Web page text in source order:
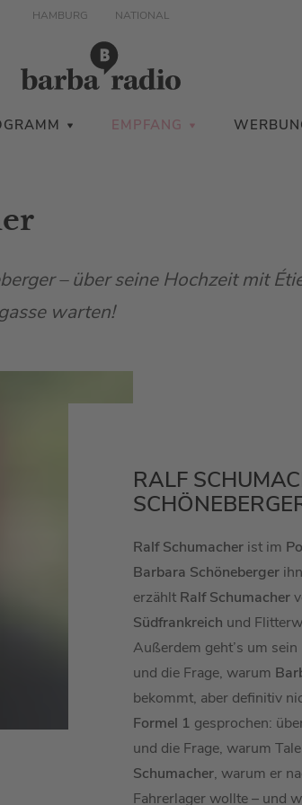
HAMBURG NATIONAL
EMPFANG
– über seine Hochzeit mit
warten!
RALF
Ralf Schumacher ist im
Barbara Schöneberger
erzählt Ralf Schumacher
Südfrankreich und
Außerdem geht’s um
und die Frage, warum
bekommt, aber definitiv
Formel 1 gesprochen:
und die Frage, warum
Schumacher, warum er
Fahrerlager wollte – und